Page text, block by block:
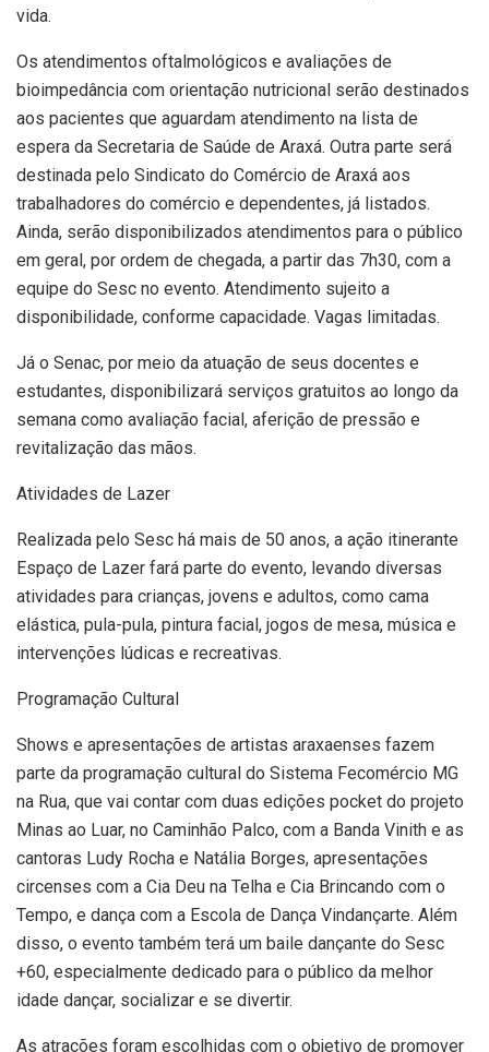
vida.
Os atendimentos oftalmológicos e avaliações de
bioimpedância com orientação nutricional serão destinados
aos pacientes que aguardam atendimento na lista de
espera da Secretaria de Saúde de Araxá. Outra parte será
destinada pelo Sindicato do Comércio de Araxá aos
trabalhadores do comércio e dependentes, já listados.
Ainda, serão disponibilizados atendimentos para o público
em geral, por ordem de chegada, a partir das 7h30, com a
equipe do Sesc no evento. Atendimento sujeito a
disponibilidade, conforme capacidade. Vagas limitadas.
Já o Senac, por meio da atuação de seus docentes e
estudantes, disponibilizará serviços gratuitos ao longo da
semana como avaliação facial, aferição de pressão e
revitalização das mãos.
Atividades de Lazer
Realizada pelo Sesc há mais de 50 anos, a ação itinerante
Espaço de Lazer fará parte do evento, levando diversas
atividades para crianças, jovens e adultos, como cama
elástica, pula-pula, pintura facial, jogos de mesa, música e
intervenções lúdicas e recreativas.
Programação Cultural
Shows e apresentações de artistas araxaenses fazem
parte da programação cultural do Sistema Fecomércio MG
na Rua, que vai contar com duas edições pocket do projeto
Minas ao Luar, no Caminhão Palco, com a Banda Vinith e as
cantoras Ludy Rocha e Natália Borges, apresentações
circenses com a Cia Deu na Telha e Cia Brincando com o
Tempo, e dança com a Escola de Dança Vindançarte. Além
disso, o evento também terá um baile dançante do Sesc
+60, especialmente dedicado para o público da melhor
idade dançar, socializar e se divertir.
As atrações foram escolhidas com o objetivo de promover